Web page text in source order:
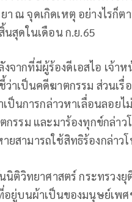
ณ​​ จุดเกิดเหตุ อย่างไรก็ต
สุดในเดือน ก.ย.65
งจากที่มีผู้ร้องดีเอสไอ​ เจ้
าเป็นคดีฆาตกรรม​ ส่วนเรื่
ป็นการกล่าวหาเลื่อนลอย
กรรม​ และมาร้องทุกข์​กล่
ยสามารถใช้สิทธิร้องกล่าว
นิติวิทยาศาสตร์ กระทรวง
อยู่บนผ้าเป็นของมนุษย์เพศ